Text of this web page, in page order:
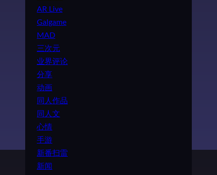
AR Live
Galgame
MAD
三次元
业界评论
分享
动画
同人作品
同人文
心情
手游
新番扫雷
新闻